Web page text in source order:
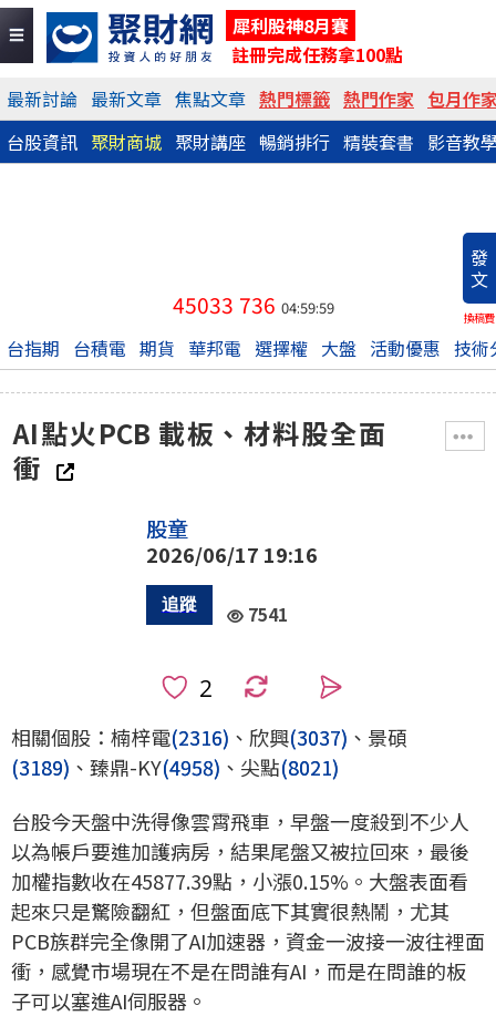
犀利股神8月賽
註冊完成任務拿100點
最新討論 最新文章 焦點文章 熱門標籤 熱門作家 包月作
台股資訊 聚財商城 聚財講座 暢銷排行 精裝套書 影音教
發
文
換稿費
45033 736 04:59:59
台指期 台積電 期貨 華邦電 選擇權 大盤 活動優惠 技術
AI點火PCB 載板、材料股全面
衝
股童
2026/06/17 19:16
7541
相關個股：楠梓電(2316) 、欣興(3037) 、景碩
(3189) 、臻鼎-KY(4958) 、尖點(8021)
台股今天盤中洗得像雲霄飛車，早盤一度殺到不少人
以為帳戶要進加護病房，結果尾盤又被拉回來，最後
加權指數收在45877.39點，小漲0.15%。大盤表面看
起來只是驚險翻紅，但盤面底下其實很熱鬧，尤其
PCB族群完全像開了AI加速器，資金一波接一波往裡面
衝，感覺市場現在不是在問誰有AI，而是在問誰的板
子可以塞進AI伺服器。